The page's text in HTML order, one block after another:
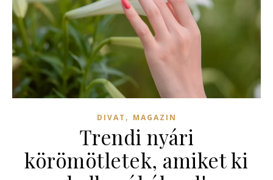
DIVAT , MAGAZIN
Trendi nyári
körömötletek, amiket ki